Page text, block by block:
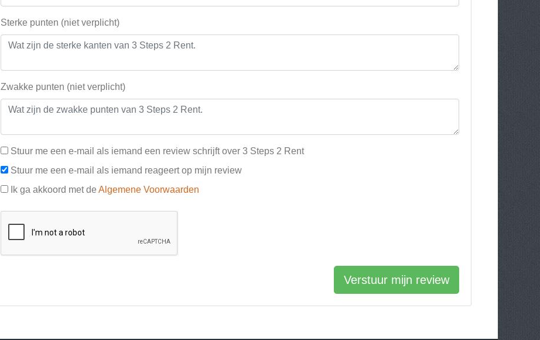
Sterke punten (niet verplicht)
Zwakke punten (niet verplicht)
Stuur me een e-mail als iemand een review schrijft over 3 Steps 2 Rent
Stuur me een e-mail als iemand reageert op mijn review
Ik ga akkoord met de Algemene Voorwaarden
Verstuur mijn review